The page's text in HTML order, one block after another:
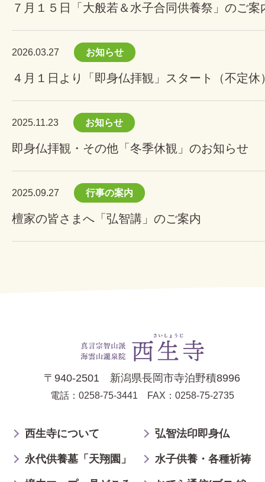
７月１５日「大般若＆水子合同供養祭」のご案
2026.03.27 お知らせ
４月１日より「即身仏拝観」スタート（不定休
2025.11.23 お知らせ
即身仏拝観・その他「冬季休観」のお知らせ
2025.09.27 行事の案内
檀家の皆さまへ「弘智講」のご案内
〒940-2501 新潟県長岡市寺泊野積8996
電話：0258-75-3441 FAX：0258-75-2735
西生寺について 弘智法印即身仏
永代供養墓「天翔園」 水子供養・各種祈祷